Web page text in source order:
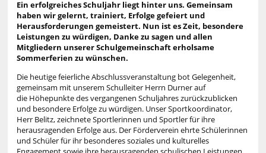
Ein erfolgreiches Schuljahr liegt hinter uns. Gemeinsam
haben wir gelernt, trainiert, Erfolge gefeiert und
Herausforderungen gemeistert. Nun ist es Zeit, besondere
Leistungen zu würdigen, Danke zu sagen und allen
Mitgliedern unserer Schulgemeinschaft erholsame
Sommerferien zu wünschen.
Die heutige feierliche Abschlussveranstaltung bot Gelegenheit,
gemeinsam mit unserem Schulleiter Herrn Durner auf
die Höhepunkte des vergangenen Schuljahres zurückzublicken
und besondere Erfolge zu würdigen. Unser Sportkoordinator,
Herr Belitz, zeichnete Sportlerinnen und Sportler für ihre
herausragenden Erfolge aus. Der Förderverein ehrte Schülerinnen
und Schüler für ihr besonderes soziales und kulturelles